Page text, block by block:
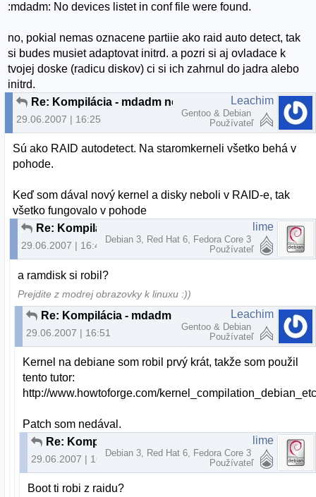
:mdadm: No devices listet in conf file were found.
no, pokial nemas oznacene partiie ako raid auto detect, tak
si budes musiet adaptovat initrd. a pozri si aj ovladace k
tvojej doske (radicu diskov) ci si ich zahrnul do jadra alebo
initrd.
29.06.2007 | 16:25
Leachim
Gentoo & Debian
Používateľ
Sú ako RAID autodetect. Na staromkerneli všetko behá v
pohode.
Keď som dával nový kernel a disky neboli v RAID-e, tak
všetko fungovalo v pohode
29.06.2007 | 16:44
lime
Debian 3, Red Hat 6, Fedora Core 3
Používateľ
a ramdisk si robil?
Prejdite z modrej obrazovky k linuxu :))
29.06.2007 | 16:51
Leachim
Gentoo & Debian
Používateľ
Kernel na debiane som robil prvý krát, takže som použil
tento tutor:
http://www.howtoforge.com/
Patch som nedával.
29.06.2007 | 16:56
lime
Debian 3, Red Hat 6, Fedora Core 3
Používateľ
Boot ti robi z raidu?